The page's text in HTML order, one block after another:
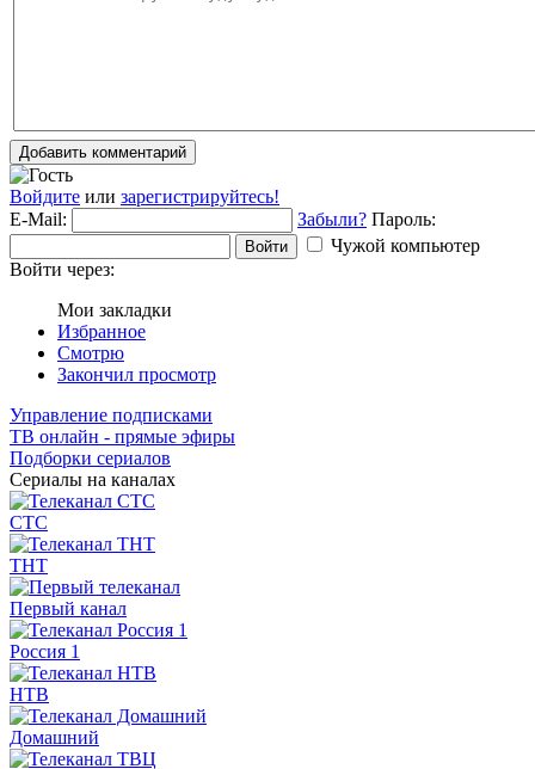
Добавить комментарий
Войдите или зарегистрируйтесь!
E-Mail:
Забыли? Пароль:
Войти
Чужой компьютер
Войти через:
Мои закладки
Избранное
Смотрю
Закончил просмотр
Управление подписками
ТВ онлайн - прямые эфиры
Подборки сериалов
Сериалы на каналах
СТС
ТНТ
Первый канал
Россия 1
НТВ
Домашний